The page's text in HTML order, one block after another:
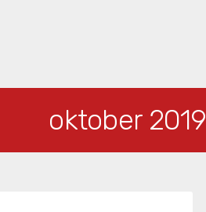
oktober 2019